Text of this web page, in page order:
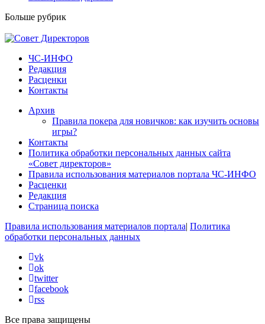
Больше рубрик
ЧС-ИНФО
Редакция
Расценки
Контакты
Архив
Правила покера для новичков: как изучить основы
игры?
Контакты
Политика обработки персональных данных сайта
«Совет директоров»
Правила использования материалов портала ЧС-ИНФО
Расценки
Редакция
Страница поиска
Правила использования материалов портала| Политика
обработки персональных данных
vk
ok
twitter
facebook
rss
Все права защищены